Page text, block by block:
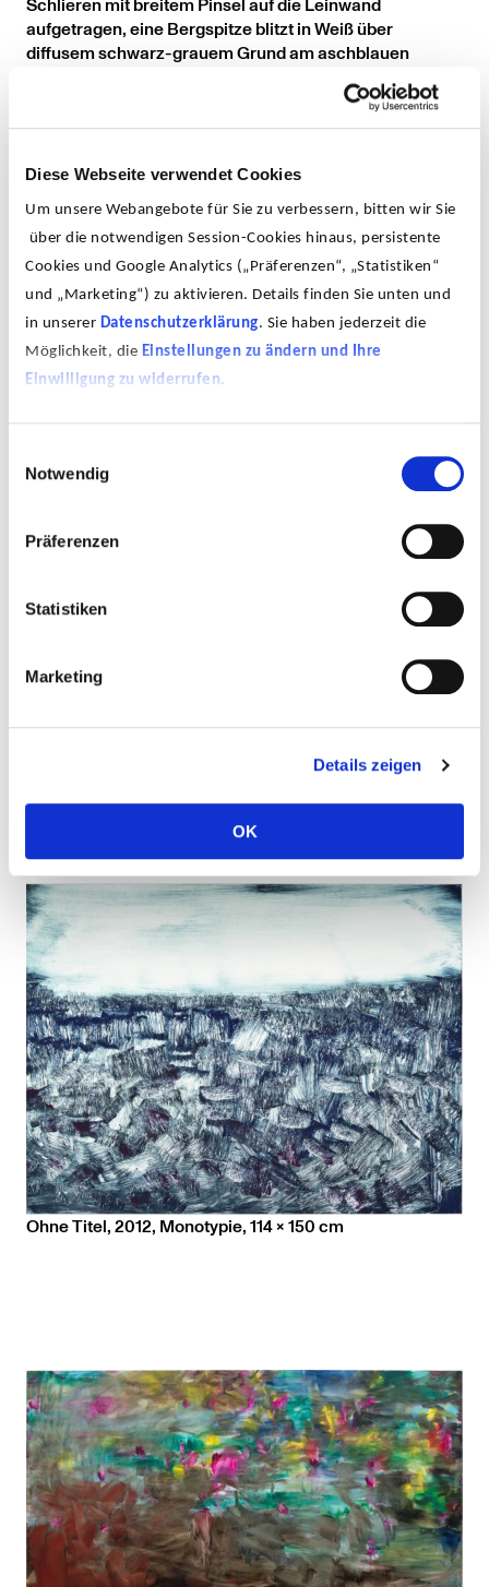
Diese Webseite verwendet Cookies
Um unsere Webangebote für Sie zu verbessern, bitten wir Sie
über die notwendigen Session-Cookies hinaus, persistente
Cookies und Google Analytics („Präferenzen“, „Statistiken“
und „Marketing“) zu aktivieren. Details finden Sie unten und
in unserer Datenschutzerklärung. Sie haben jederzeit die
Möglichkeit, die Einstellungen zu ändern und Ihre
Einwilligung zu widerrufen.
Notwendig
Präferenzen
Statistiken
Marketing
Details zeigen
OK
Schlieren mit breitem Pinsel auf die Leinwand
aufgetragen, eine Bergspitze blitzt in Weiß über
diffusem schwarz-grauem Grund am aschblauen
Himmel. Aber es geht ihm nicht um den Gipfel, nicht um
den bestimmten Berg:"[...] der Gipfel wurde bisher
immer gekappt. Einmal habe ich, 1983, nach lauter
keinen Gipfel, aber das ist mir mißlungen.[...] Da ist mir
klar geworden, daß mich das Messner-Feeling, allein
sein auf dem Peak, überhaupt nicht interessiert. Der
Wind, der dort oben weht, weht sowieso in mir.
Ohne Titel, 2012, Monotypie, 114 x 150 cm